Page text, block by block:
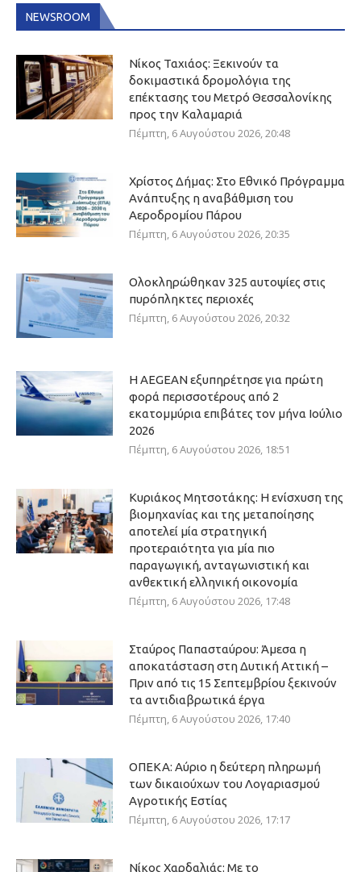
NEWSROOM
Νίκος Ταχιάος: Ξεκινούν τα
δοκιμαστικά δρομολόγια της
επέκτασης του Μετρό Θεσσαλονίκης
προς την Καλαμαριά
Πέμπτη, 6 Αυγούστου 2026, 20:48
Χρίστος Δήμας: Στο Εθνικό Πρόγραμμα
Ανάπτυξης η αναβάθμιση του
Αεροδρομίου Πάρου
Πέμπτη, 6 Αυγούστου 2026, 20:35
Ολοκληρώθηκαν 325 αυτοψίες στις
πυρόπληκτες περιοχές
Πέμπτη, 6 Αυγούστου 2026, 20:32
Η AEGEAN εξυπηρέτησε για πρώτη
φορά περισσοτέρους από 2
εκατομμύρια επιβάτες τον μήνα Ιούλιο
2026
Πέμπτη, 6 Αυγούστου 2026, 18:51
Κυριάκος Μητσοτάκης: Η ενίσχυση της
βιομηχανίας και της μεταποίησης
αποτελεί μία στρατηγική
προτεραιότητα για μία πιο
παραγωγική, ανταγωνιστική και
ανθεκτική ελληνική οικονομία
Πέμπτη, 6 Αυγούστου 2026, 17:48
Σταύρος Παπασταύρου: Άμεσα η
αποκατάσταση στη Δυτική Αττική –
Πριν από τις 15 Σεπτεμβρίου ξεκινούν
τα αντιδιαβρωτικά έργα
Πέμπτη, 6 Αυγούστου 2026, 17:40
ΟΠΕΚΑ: Αύριο η δεύτερη πληρωμή
των δικαιούχων του Λογαριασμού
Αγροτικής Εστίας
Πέμπτη, 6 Αυγούστου 2026, 17:17
Νίκος Χαρδαλιάς: Με το